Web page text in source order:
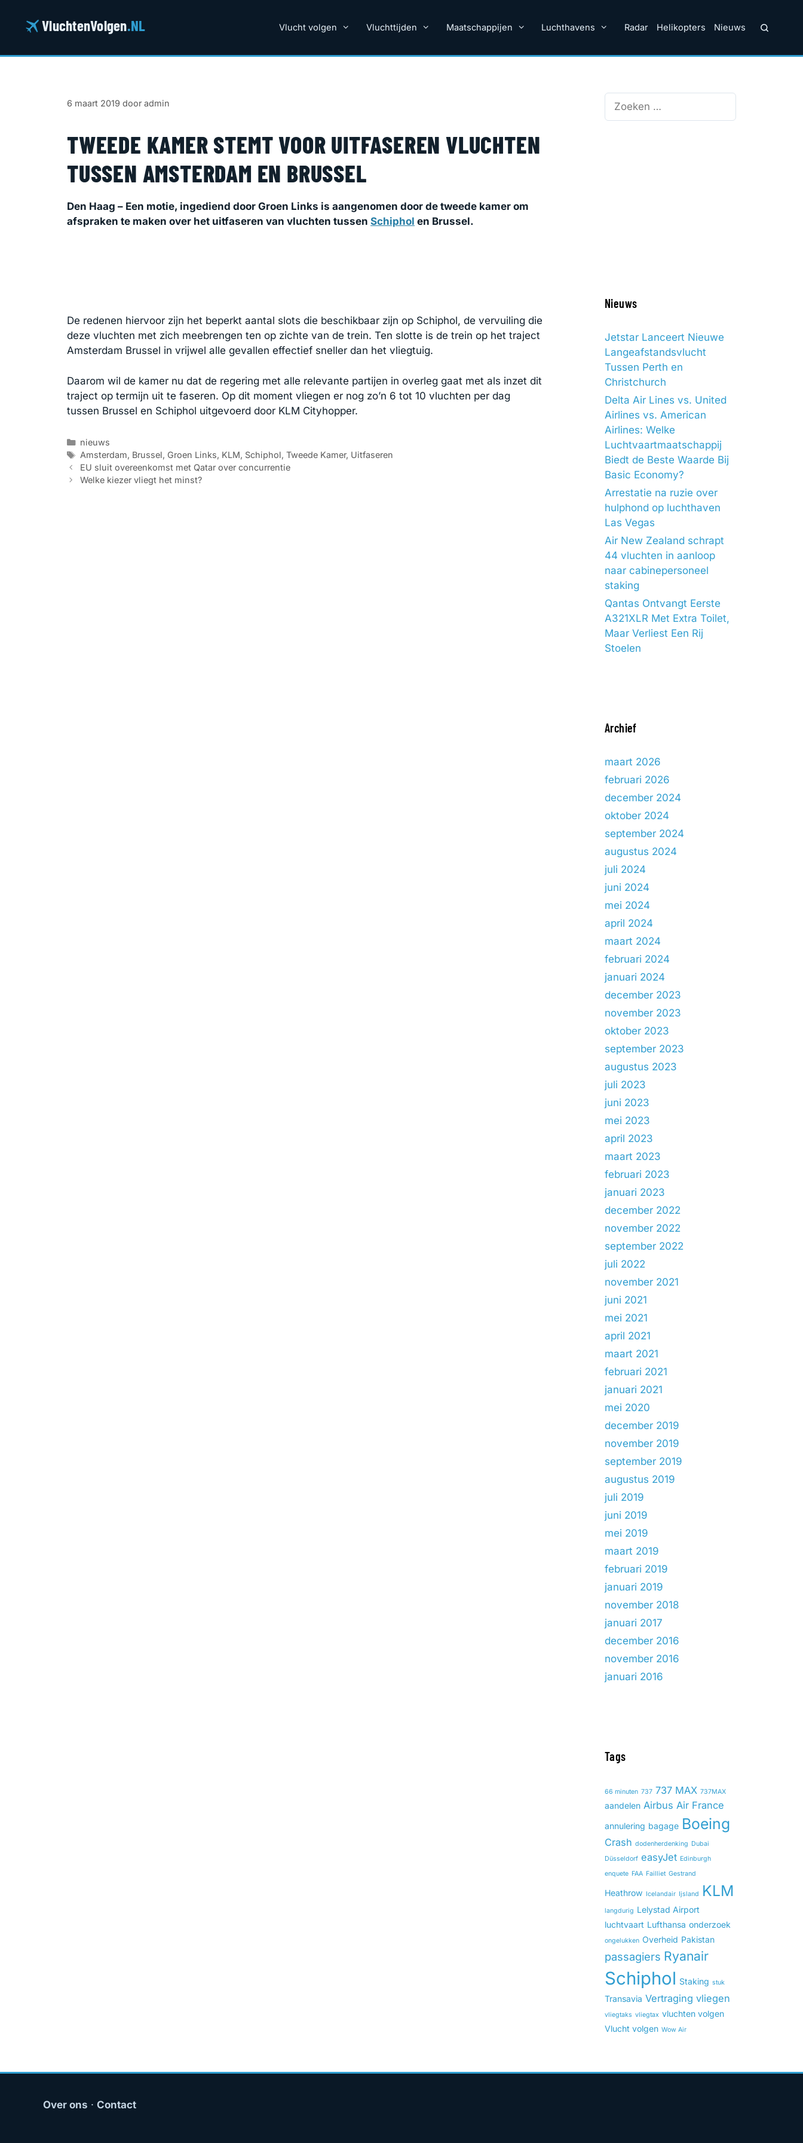
VluchtenVolgen.NL Vlucht volgen Vluchttijden Maatschappijen Luchthavens Radar Helikopters Nieuws
6 maart 2019 door admin
TWEEDE KAMER STEMT VOOR UITFASEREN VLUCHTEN
TUSSEN AMSTERDAM EN BRUSSEL
Den Haag – Een motie, ingediend door Groen Links is aangenomen door de tweede kamer om
afspraken te maken over het uitfaseren van vluchten tussen Schiphol en Brussel.
De redenen hiervoor zijn het beperkt aantal slots die beschikbaar zijn op Schiphol, de vervuiling die
deze vluchten met zich meebrengen ten op zichte van de trein. Ten slotte is de trein op het traject
Amsterdam Brussel in vrijwel alle gevallen effectief sneller dan het vliegtuig.
Daarom wil de kamer nu dat de regering met alle relevante partijen in overleg gaat met als inzet dit
traject op termijn uit te faseren. Op dit moment vliegen er nog zo’n 6 tot 10 vluchten per dag
tussen Brussel en Schiphol uitgevoerd door KLM Cityhopper.
Categorieën
nieuws
Tags
Amsterdam, Brussel, Groen Links, KLM, Schiphol, Tweede Kamer, Uitfaseren
EU sluit overeenkomst met Qatar over concurrentie
Welke kiezer vliegt het minst?
Zoek
Nieuws
Jetstar Lanceert Nieuwe
Langeafstandsvlucht
Tussen Perth en
Christchurch
Delta Air Lines vs. United
Airlines vs. American
Airlines: Welke
Luchtvaartmaatschappij
Biedt de Beste Waarde Bij
Basic Economy?
Arrestatie na ruzie over
hulphond op luchthaven
Las Vegas
Air New Zealand schrapt
44 vluchten in aanloop
naar cabinepersoneel
staking
Qantas Ontvangt Eerste
A321XLR Met Extra Toilet,
Maar Verliest Een Rij
Stoelen
Archief
maart 2026
februari 2026
december 2024
oktober 2024
september 2024
augustus 2024
juli 2024
juni 2024
mei 2024
april 2024
maart 2024
februari 2024
januari 2024
december 2023
november 2023
oktober 2023
september 2023
augustus 2023
juli 2023
juni 2023
mei 2023
april 2023
maart 2023
februari 2023
januari 2023
december 2022
november 2022
september 2022
juli 2022
november 2021
juni 2021
mei 2021
april 2021
maart 2021
februari 2021
januari 2021
mei 2020
december 2019
november 2019
september 2019
augustus 2019
juli 2019
juni 2019
mei 2019
maart 2019
februari 2019
januari 2019
november 2018
januari 2017
december 2016
november 2016
januari 2016
Tags
66 minuten 737 737 MAX 737MAX
aandelen Airbus Air France
annulering bagage Boeing
Crash dodenherdenking Dubai
Düsseldorf easyJet Edinburgh
enquete FAA Failliet Gestrand
Heathrow Icelandair Ijsland KLM
langdurig Lelystad Airport
luchtvaart Lufthansa onderzoek
ongelukken Overheid Pakistan
passagiers Ryanair
Schiphol Staking stuk
Transavia Vertraging vliegen
vliegtaks vliegtax vluchten volgen
Vlucht volgen Wow Air
Over ons · Contact